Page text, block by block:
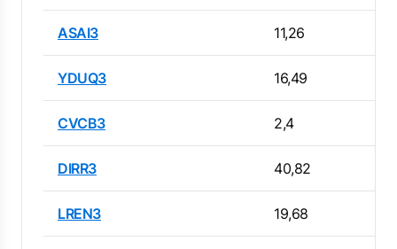
ASAI3 11,26
YDUQ3 16,49
CVCB3 2,4
DIRR3 40,82
LREN3 19,68